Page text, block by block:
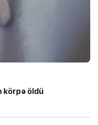
körpə öldü